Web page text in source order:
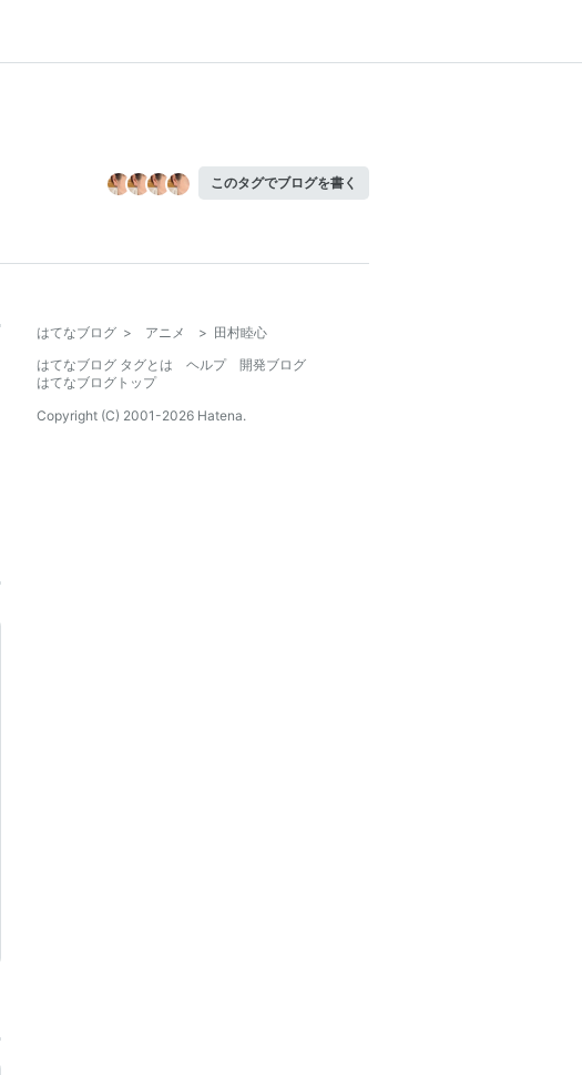
このタグでブログを書く
はてなブログ > アニメ > 田村睦心
はてなブログ タグとは
ヘルプ
開発ブログ
はてなブログトップ
Copyright (C) 2001-2026 Hatena.